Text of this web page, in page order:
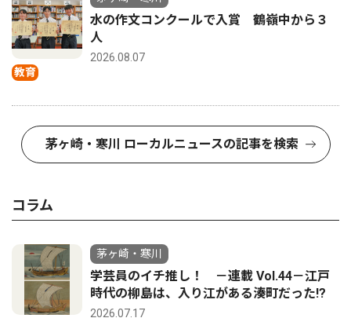
教育
水の作文コンクールで入賞 鶴嶺中から３
人
2026.08.07
茅ヶ崎・寒川 ローカルニュースの記事を検索
コラム
茅ヶ崎・寒川
学芸員のイチ推し！ －連載 Vol.44－江戸
時代の柳島は、入り江がある湊町だった!?
2026.07.17